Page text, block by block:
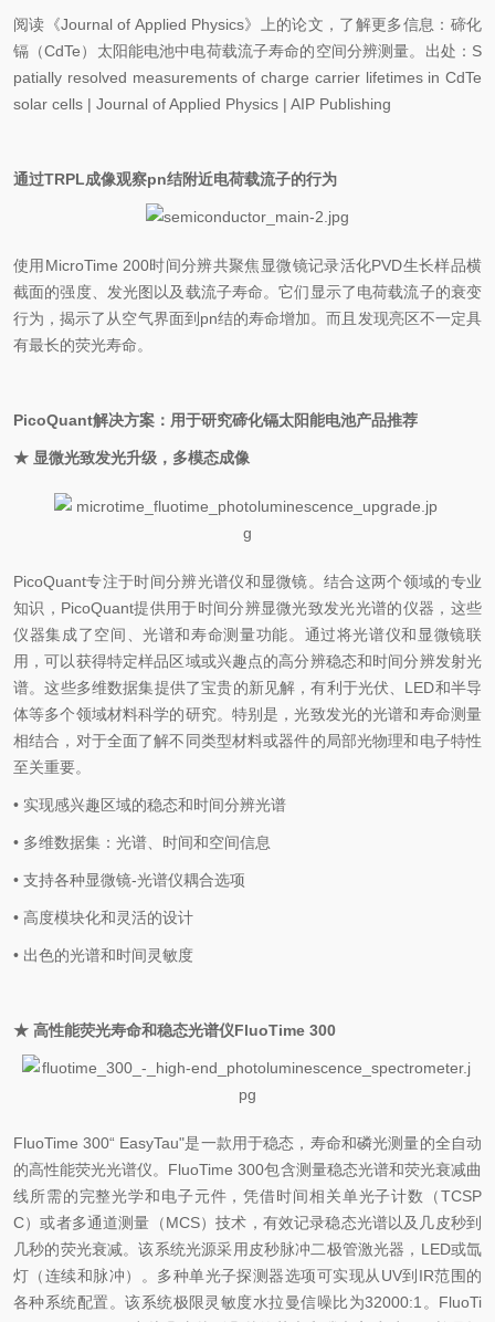
阅读《Journal of Applied Physics》上的论文，了解更多信息：碲化
镉（CdTe）太阳能电池中电荷载流子寿命的空间分辨测量。出处：S
patially resolved measurements of charge carrier lifetimes in CdTe
solar cells | Journal of Applied Physics | AIP Publishing
通过TRPL成像观察pn结附近电荷载流子的行为
使用MicroTime 200时间分辨共聚焦显微镜记录活化PVD生长样品横
截面的强度、发光图以及载流子寿命。它们显示了电荷载流子的衰变
行为，揭示了从空气界面到pn结的寿命增加。而且发现亮区不一定具
有最长的荧光寿命。
PicoQuant解决方案：用于研究碲化镉太阳能电池产品推荐
★ 显微光致发光升级，多模态成像
PicoQuant专注于时间分辨光谱仪和显微镜。结合这两个领域的专业
知识，PicoQuant提供用于时间分辨显微光致发光光谱的仪器，这些
仪器集成了空间、光谱和寿命测量功能。通过将光谱仪和显微镜联
用，可以获得特定样品区域或兴趣点的高分辨稳态和时间分辨发射光
谱。这些多维数据集提供了宝贵的新见解，有利于光伏、LED和半导
体等多个领域材料科学的研究。特别是，光致发光的光谱和寿命测量
相结合，对于全面了解不同类型材料或器件的局部光物理和电子特性
至关重要。
• 实现感兴趣区域的稳态和时间分辨光谱
• 多维数据集：光谱、时间和空间信息
• 支持各种显微镜-光谱仪耦合选项
• 高度模块化和灵活的设计
• 出色的光谱和时间灵敏度
★ 高性能荧光寿命和稳态光谱仪FluoTime 300
FluoTime 300“ EasyTau"是一款用于稳态，寿命和磷光测量的全自动
的高性能荧光光谱仪。FluoTime 300包含测量稳态光谱和荧光衰减曲
线所需的完整光学和电子元件，凭借时间相关单光子计数（TCSP
C）或者多通道测量（MCS）技术，有效记录稳态光谱以及几皮秒到
几秒的荧光衰减。该系统光源采用皮秒脉冲二极管激光器，LED或氙
灯（连续和脉冲）。多种单光子探测器选项可实现从UV到IR范围的
各种系统配置。该系统极限灵敏度水拉曼信噪比为32000:1。FluoTi